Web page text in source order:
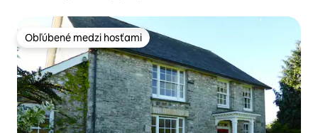
Obľúbené medzi hosťami
Obľúbené medzi hosťami